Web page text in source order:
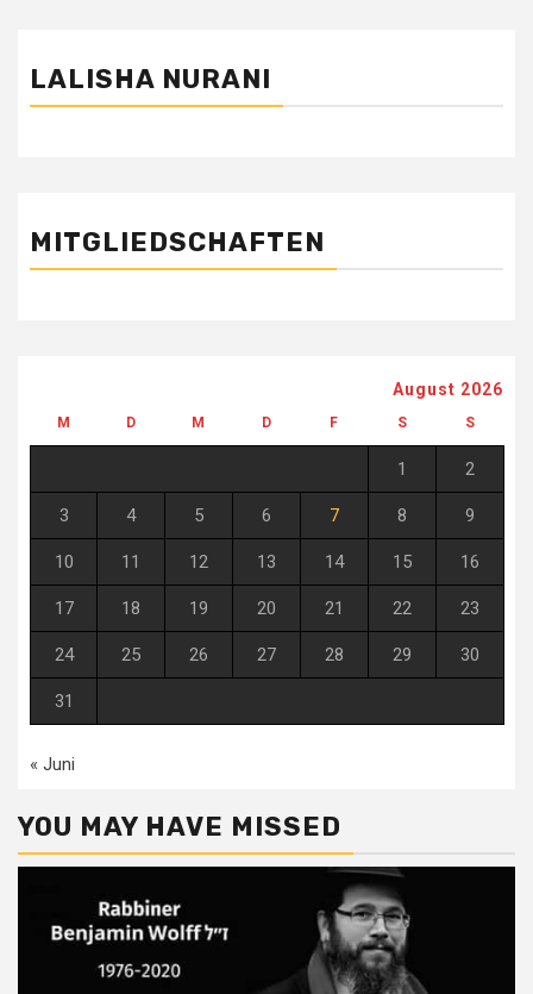
LALISHA NURANI
MITGLIEDSCHAFTEN
August 2026
M D M D F S S
1 2
3 4 5 6 7 8 9
10 11 12 13 14 15 16
17 18 19 20 21 22 23
24 25 26 27 28 29 30
31
« Juni
YOU MAY HAVE MISSED